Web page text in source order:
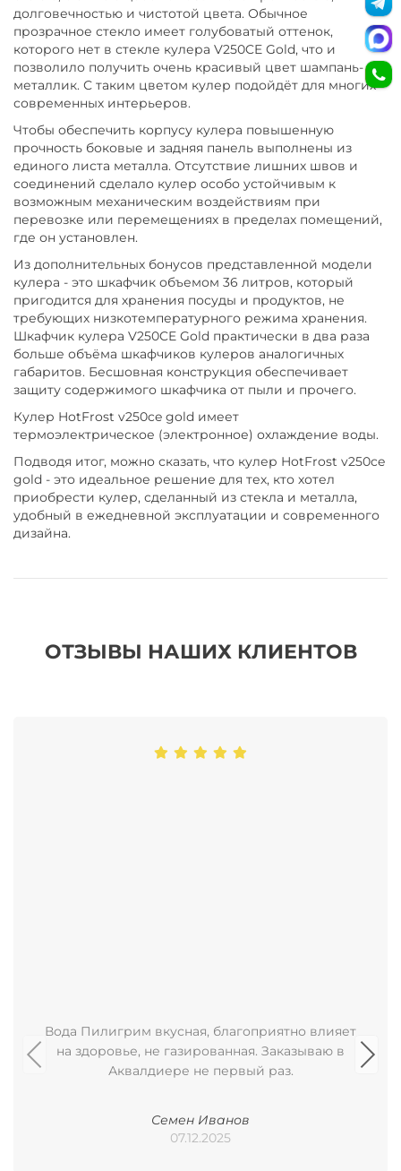
долговечностью и чистотой цвета. Обычное
прозрачное стекло имеет голубоватый оттенок,
которого нет в стекле кулера V250CE Gold, что и
позволило получить очень красивый цвет шампань-
металлик. С таким цветом кулер подойдёт для многих
современных интерьеров.
Чтобы обеспечить корпусу кулера повышенную
прочность боковые и задняя панель выполнены из
единого листа металла. Отсутствие лишних швов и
соединений сделало кулер особо устойчивым к
возможным механическим воздействиям при
перевозке или перемещениях в пределах помещений,
где он установлен.
Из дополнительных бонусов представленной модели
кулера - это шкафчик объемом 36 литров, который
пригодится для хранения посуды и продуктов, не
требующих низкотемпературного режима хранения.
Шкафчик кулера V250CE Gold практически в два раза
больше объёма шкафчиков кулеров аналогичных
габаритов. Бесшовная конструкция обеспечивает
защиту содержимого шкафчика от пыли и прочего.
Кулер HotFrost v250ce gold имеет
термоэлектрическое (электронное) охлаждение воды.
Подводя итог, можно сказать, что кулер HotFrost v250ce
gold - это идеальное решение для тех, кто хотел
приобрести кулер, сделанный из стекла и металла,
удобный в ежедневной эксплуатации и современного
дизайна.
ОТЗЫВЫ НАШИХ КЛИЕНТОВ
Вода Пилигрим вкусная, благоприятно влияет
на здоровье, не газированная. Заказываю в
Аквалдиере не первый раз.
Семен Иванов
07.12.2025